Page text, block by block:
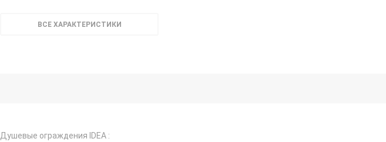
ВСЕ ХАРАКТЕРИСТИКИ
Душевые ограждения IDEA :